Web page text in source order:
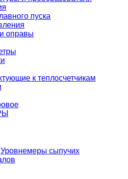
пуска
оправы
к теплосчетчикам
Уровнемеры сыпучих